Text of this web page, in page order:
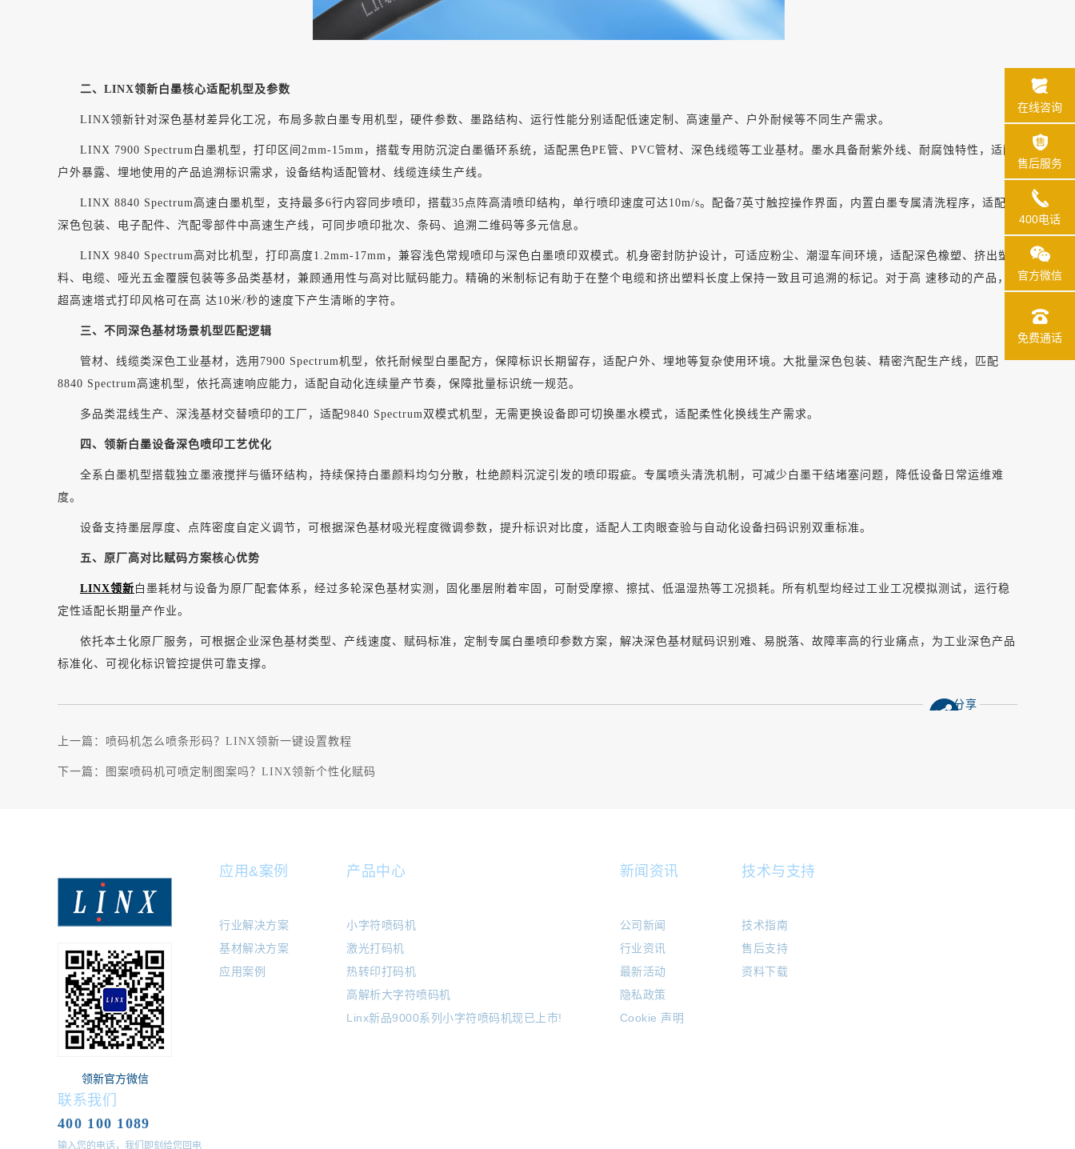
二、 LINX领新白墨核心适配机型及参数
LINX领新针对深色基材差异化工况，布局多款白墨专用机型，硬件参数、墨路结构、运行性能分别适配低速定制、高速量产、户外耐候等不同生产需求。
LINX 7900 Spectrum白墨机型，打印区间2mm-15mm，搭载专用防沉淀白墨循环系统，适配黑色PE管、PVC管材、深色线缆等工业基材。墨水具备耐紫外线、耐腐蚀特性，适配
户外暴露、埋地使用的产品追溯标识需求，设备结构适配管材、线缆连续生产线。
LINX 8840 Spectrum高速白墨机型，支持最多6行内容同步喷印，搭载35点阵高清喷印结构，单行喷印速度可达10m/s。配备7英寸触控操作界面，内置白墨专属清洗程序，适配
深色包装、电子配件、汽配零部件中高速生产线，可同步喷印批次、条码、追溯二维码等多元信息。
LINX 9840 Spectrum高对比机型，打印高度1.2mm-17mm，兼容浅色常规喷印与深色白墨喷印双模式。机身密封防护设计，可适应粉尘、潮湿车间环境，适配深色橡塑、挤出塑
料、电缆、哑光五金覆膜包装等多品类基材，兼顾通用性与高对比赋码能力。 精确的米制标记有助于在整个电缆和挤出塑料长度上保持一致且可追溯的标记。对于高 速移动的产品，
超高速塔式打印风格可在高 达10米/秒的速度下产生清晰的字符。
三、不同深色基材场景机型匹配逻辑
管材、线缆类深色工业基材，选用 7900 Spectrum机型，依托耐候型白墨配方，保障标识长期留存，适配户外、埋地等复杂使用环境。大批量深色包装、精密汽配生产线，匹配
8840 Spectrum高速机型，依托高速响应能力，适配自动化连续量产节奏，保障批量标识统一规范。
多品类混线生产、深浅基材交替喷印的工厂，适配9840 Spectrum双模式机型，无需更换设备即可切换墨水模式，适配柔性化换线生产需求。
四、领新白墨设备深色喷印工艺优化
全系白墨机型搭载独立墨液搅拌与循环结构，持续保持白墨颜料均匀分散，杜绝颜料沉淀引发的喷印瑕疵。专属喷头清洗机制，可减少白墨干结堵塞问题，降低设备日常运维难
度。
设备支持墨层厚度、点阵密度自定义调节，可根据深色基材吸光程度微调参数，提升标识对比度，适配人工肉眼查验与自动化设备扫码识别双重标准。
五、原厂高对比赋码方案核心优势
LINX领新 白墨耗材与设备为原厂配套体系，经过多轮深色基材实测，固化墨层附着牢固，可耐受摩擦、擦拭、低温湿热等工况损耗。所有机型均经过工业工况模拟测试，运行稳
定性适配长期量产作业。
依托本土化原厂服务，可根据企业深色基材类型、产线速度、赋码标准，定制专属白墨喷印参数方案，解决深色基材赋码识别难、易脱落、故障率高的行业痛点，为工业深色产品
标准化、可视化标识管控提供可靠支撑。
上一篇： 喷码机怎么喷条形码？LINX领新一键设置教程
下一篇： 图案喷码机可喷定制图案吗？LINX领新个性化赋码
分享
领新官方微信
应用&案例
行业解决方案
基材解决方案
应用案例
产品中心
小字符喷码机
激光打码机
热转印打码机
高解析大字符喷码机
Linx新品9000系列小字符喷码机现已上市!
新闻资讯
公司新闻
行业资讯
最新活动
隐私政策
Cookie 声明
技术与支持
技术指南
售后支持
资料下载
联系我们
400 100 1089
输入您的电话，我们即刻给您回电
在线咨询
售后服务
400电话
官方微信
免费通话